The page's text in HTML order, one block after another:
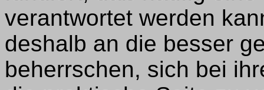
verantwortet werden
deshalb an die besser
beherrschen, sich bei